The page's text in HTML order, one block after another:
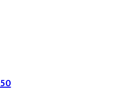
/ ईमेल :-